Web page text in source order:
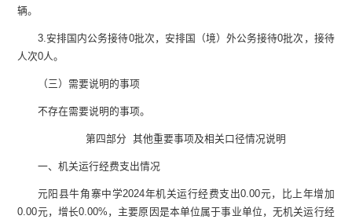
辆。
3.安排国内公务接待0批次，安排国（境）外公务接待0批次，接待
人次0人。
（三）需要说明的事项
不存在需要说明的事项。
第四部分 其他重要事项及相关口径情况说明
一、机关运行经费支出情况
元阳县牛角寨中学2024年机关运行经费支出0.00元，比上年增加
0.00元，增长0.00% ，主要原因是本单位属于事业单位，无机关运行经